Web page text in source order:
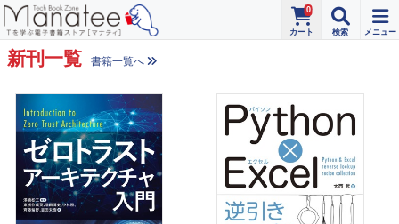
0
新刊一覧 書籍一覧へ